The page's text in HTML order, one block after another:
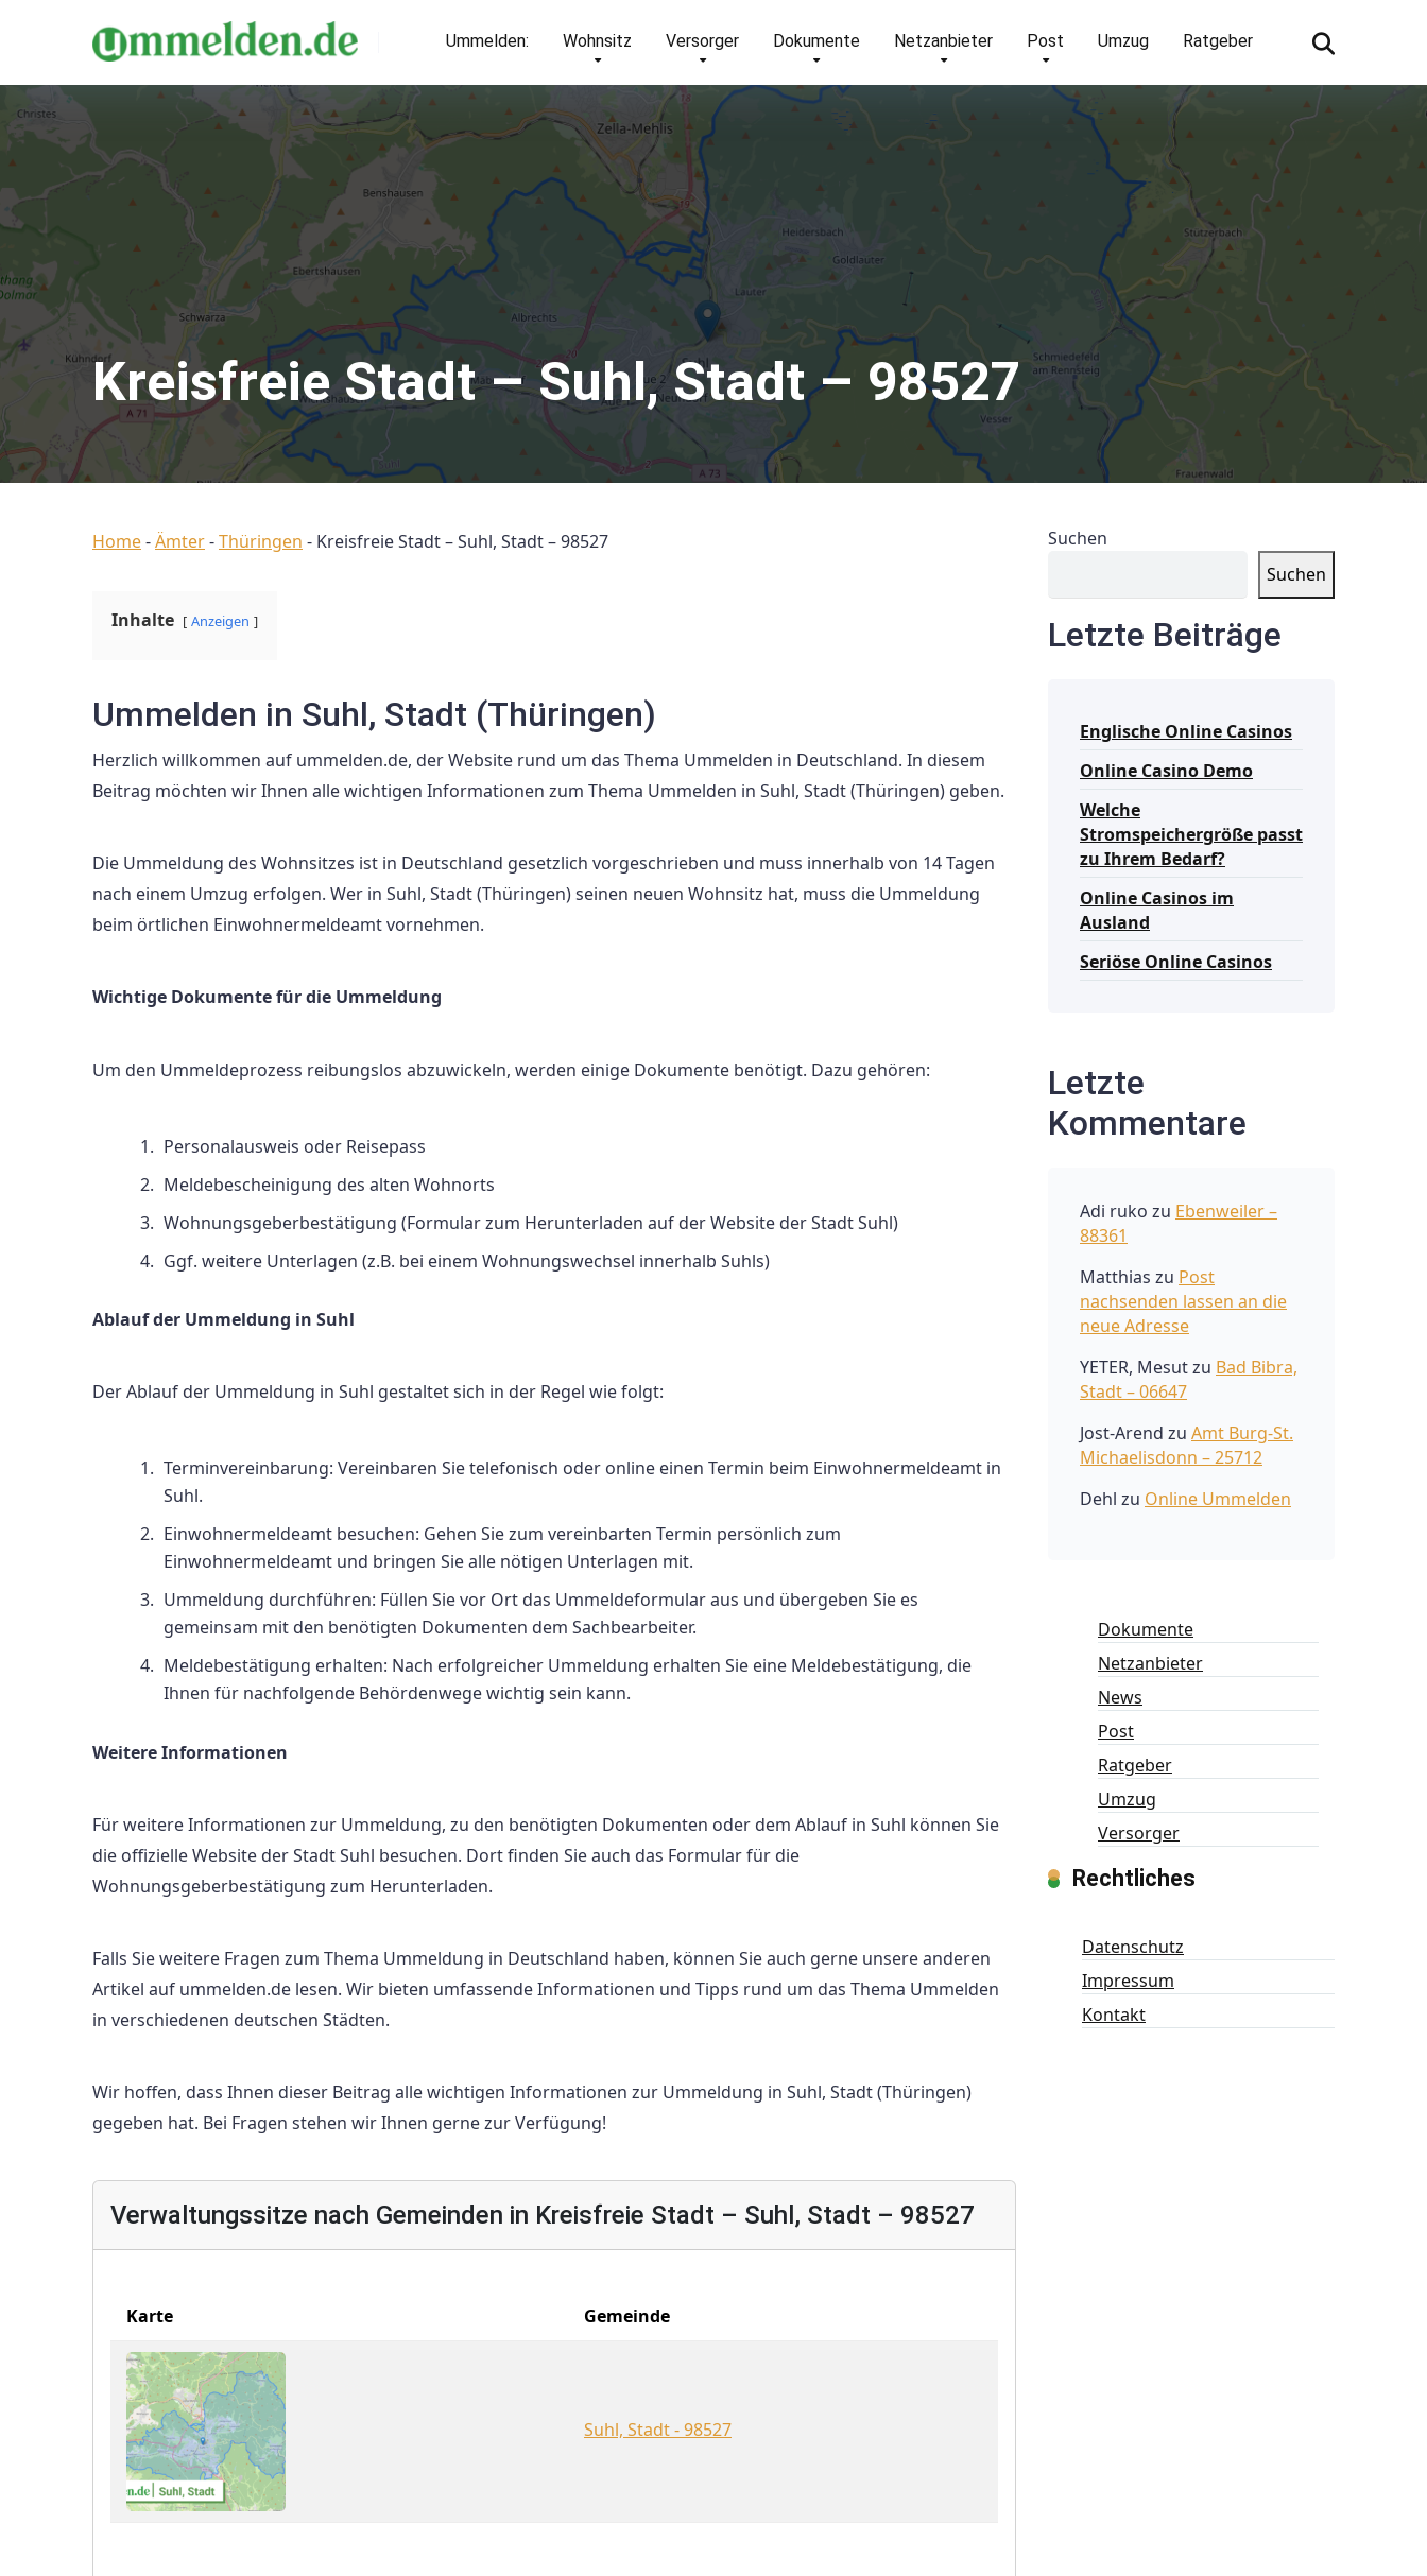
Ummelden: Wohnsitz Versorger Dokumente Netzanbieter Post Umzug Ratgeber
Kreisfreie Stadt – Suhl, Stadt – 98527
Home-Ämter-Thüringen - Kreisfreie Stadt – Suhl, Stadt – 98527
Inhalte Anzeigen
Ummelden in Suhl, Stadt (Thüringen)
Herzlich willkommen auf ummelden.de, der Website rund um das Thema Ummelden in Deutschland. In diesem
Beitrag möchten wir Ihnen alle wichtigen Informationen zum Thema Ummelden in Suhl, Stadt (Thüringen) geben.
Die Ummeldung des Wohnsitzes ist in Deutschland gesetzlich vorgeschrieben und muss innerhalb von 14 Tagen
nach einem Umzug erfolgen. Wer in Suhl, Stadt (Thüringen) seinen neuen Wohnsitz hat, muss die Ummeldung
beim örtlichen Einwohnermeldeamt vornehmen.
Wichtige Dokumente für die Ummeldung
Um den Ummeldeprozess reibungslos abzuwickeln, werden einige Dokumente benötigt. Dazu gehören:
Personalausweis oder Reisepass
Meldebescheinigung des alten Wohnorts
Wohnungsgeberbestätigung (Formular zum Herunterladen auf der Website der Stadt Suhl)
Ggf. weitere Unterlagen (z.B. bei einem Wohnungswechsel innerhalb Suhls)
Ablauf der Ummeldung in Suhl
Der Ablauf der Ummeldung in Suhl gestaltet sich in der Regel wie folgt:
Terminvereinbarung: Vereinbaren Sie telefonisch oder online einen Termin beim Einwohnermeldeamt in
Suhl.
Einwohnermeldeamt besuchen: Gehen Sie zum vereinbarten Termin persönlich zum
Einwohnermeldeamt und bringen Sie alle nötigen Unterlagen mit.
Ummeldung durchführen: Füllen Sie vor Ort das Ummeldeformular aus und übergeben Sie es
gemeinsam mit den benötigten Dokumenten dem Sachbearbeiter.
Meldebestätigung erhalten: Nach erfolgreicher Ummeldung erhalten Sie eine Meldebestätigung, die
Ihnen für nachfolgende Behördenwege wichtig sein kann.
Weitere Informationen
Für weitere Informationen zur Ummeldung, zu den benötigten Dokumenten oder dem Ablauf in Suhl können Sie
die offizielle Website der Stadt Suhl besuchen. Dort finden Sie auch das Formular für die
Wohnungsgeberbestätigung zum Herunterladen.
Falls Sie weitere Fragen zum Thema Ummeldung in Deutschland haben, können Sie auch gerne unsere anderen
Artikel auf ummelden.de lesen. Wir bieten umfassende Informationen und Tipps rund um das Thema Ummelden
in verschiedenen deutschen Städten.
Wir hoffen, dass Ihnen dieser Beitrag alle wichtigen Informationen zur Ummeldung in Suhl, Stadt (Thüringen)
gegeben hat. Bei Fragen stehen wir Ihnen gerne zur Verfügung!
Verwaltungssitze nach Gemeinden in Kreisfreie Stadt – Suhl, Stadt – 98527
Karte Gemeinde
Suhl, Stadt - 98527
Suchen
Suchen
Letzte Beiträge
Englische Online Casinos
Online Casino Demo
Welche
Stromspeichergröße passt
zu Ihrem Bedarf?
Online Casinos im
Ausland
Seriöse Online Casinos
Letzte
Kommentare
Adi ruko zu Ebenweiler –
88361
Matthias zu Post
nachsenden lassen an die
neue Adresse
YETER, Mesutzu Bad Bibra,
Stadt – 06647
Jost-Arend zu Amt Burg-St.
Michaelisdonn – 25712
Dehl zu Online Ummelden
Dokumente
Netzanbieter
News
Post
Ratgeber
Umzug
Versorger
Rechtliches
Datenschutz
Impressum
Kontakt